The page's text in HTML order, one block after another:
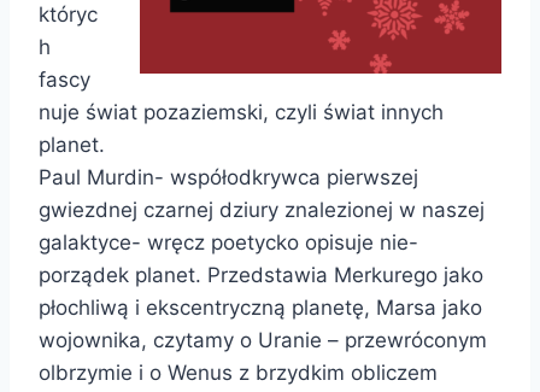
któryc
h
fascy
nuje świat pozaziemski, czyli świat innych
planet.
Paul Murdin- współodkrywca pierwszej
gwiezdnej czarnej dziury znalezionej w naszej
galaktyce- wręcz poetycko opisuje nie-
porządek planet. Przedstawia Merkurego jako
płochliwą i ekscentryczną planetę, Marsa jako
wojownika, czytamy o Uranie – przewróconym
olbrzymie i o Wenus z brzydkim obliczem